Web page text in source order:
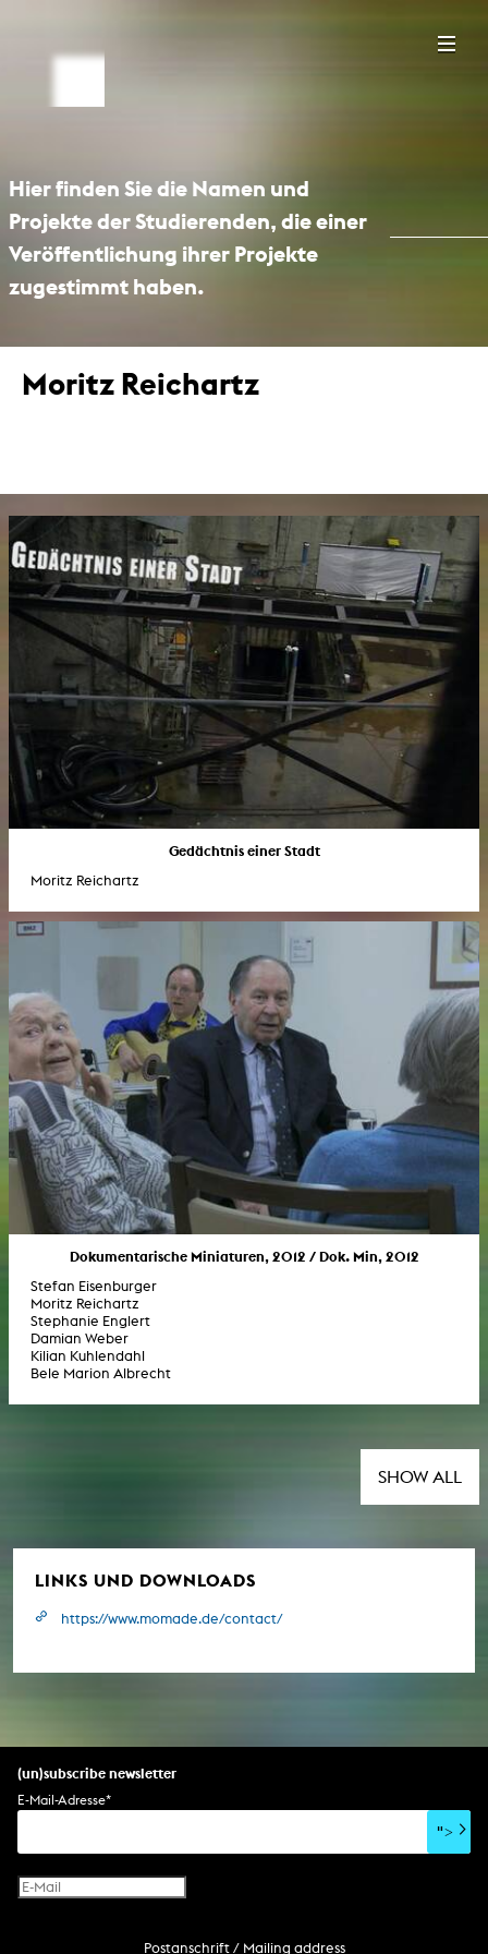
Hier finden Sie die Namen und
Projekte der Studierenden, die einer
Veröffentlichung ihrer Projekte
zugestimmt haben.
Moritz Reichartz
Gedächtnis einer Stadt
Moritz Reichartz
Dokumentarische Miniaturen, 2012 / Dok. Min, 2012
Stefan Eisenburger
Moritz Reichartz
Stephanie Englert
Damian Weber
Kilian Kuhlendahl
Bele Marion Albrecht
SHOW ALL
LINKS UND DOWNLOADS
https://www.momade.de/contact/
(un)subscribe newsletter
E-Mail-Adresse*
">
Postanschrift / Mailing address